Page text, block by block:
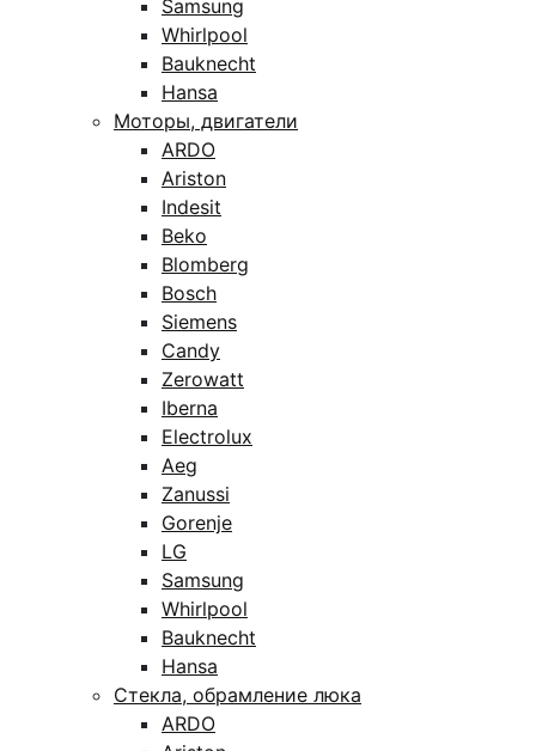
Samsung
Whirlpool
Bauknecht
Hansa
Моторы, двигатели
ARDO
Ariston
Indesit
Beko
Blomberg
Bosch
Siemens
Candy
Zerowatt
Iberna
Electrolux
Aeg
Zanussi
Gorenje
LG
Samsung
Whirlpool
Bauknecht
Hansa
Стекла, обрамление люка
ARDO